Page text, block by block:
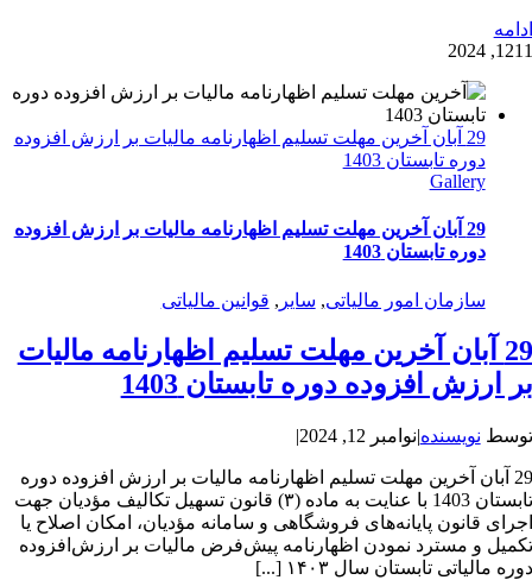
ادامه
1211, 2024
29 آبان آخرین مهلت تسلیم اظهارنامه مالیات بر ارزش افزوده
دوره تابستان 1403
Gallery
29 آبان آخرین مهلت تسلیم اظهارنامه مالیات بر ارزش افزوده
دوره تابستان 1403
سازمان امور مالیاتی, سایر , قوانین مالیاتی
29 آبان آخرین مهلت تسلیم اظهارنامه مالیات
بر ارزش افزوده دوره تابستان 1403
توسط نویسنده|نوامبر 12, 2024 |
29 آبان آخرین مهلت تسلیم اظهارنامه مالیات بر ارزش افزوده دوره
تابستان 1403 با عنایت به ماده (۳) قانون تسهیل تکالیف مؤدیان جهت
اجرای قانون پایانه‌های فروشگاهی و سامانه مؤدیان، امکان اصلاح یا
تکمیل و مسترد نمودن اظهارنامه پیش‌فرض مالیات بر ارزش‌افزوده
دوره مالیاتی تابستان سال ۱۴۰۳ [...]